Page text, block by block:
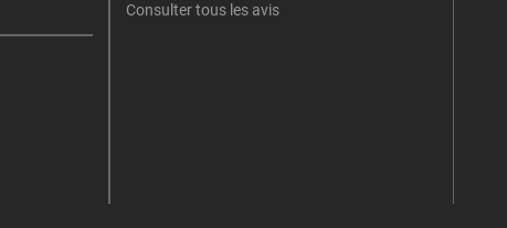
Consulter tous les avis